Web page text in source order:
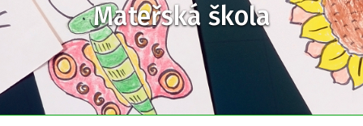
Mateřská škola